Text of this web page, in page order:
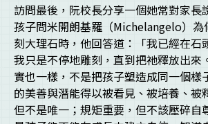
訪問最後，阮校長分享一個她常對家長
孩子問米開朗基羅（Michelangelo）為
刻大理石時，他回答道：「我已經在石
我只是不停地雕刻，直到把祂釋放出來
實也一樣，不是把孩子塑造成同一個樣
的美善與潛能得以被看見、被培養、被
但不是唯一；規矩重要，但不該壓碎自